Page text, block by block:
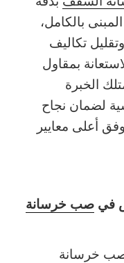
بالكامل،
تكاليف
بمقاول
الخبرة
لضمان نجاح
أعلى معايير
في صب خرسانة
خرسانة